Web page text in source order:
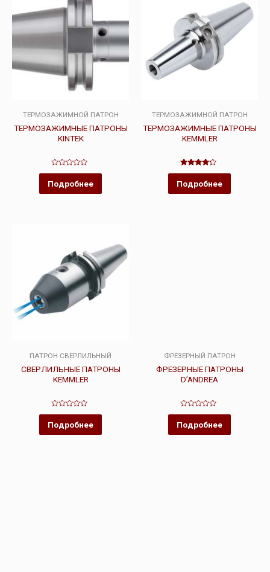
ТЕРМОЗАЖИМНОЙ ПАТРОН
ТЕРМОЗАЖИМНЫЕ ПАТРОНЫ
KINTEK
Оценка
из
Подробнее
ТЕРМОЗАЖИМНОЙ ПАТРОН
ТЕРМОЗАЖИМНЫЕ ПАТРОНЫ
KEMMLER
Оценка
из 5
Подробнее
ПАТРОН СВЕРЛИЛЬНЫЙ
СВЕРЛИЛЬНЫЕ ПАТРОНЫ
KEMMLER
Оценка
из
Подробнее
ФРЕЗЕРНЫЙ ПАТРОН
ФРЕЗЕРНЫЕ ПАТРОНЫ
D’ANDREA
Оценка
из
Подробнее